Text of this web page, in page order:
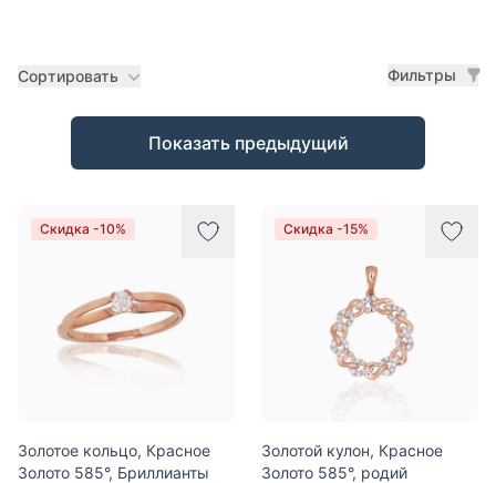
Сортировать Фильтры
Товары
Показать предыдущий
Скидка -10%
Золотое кольцо, Красное
Золото 585°, Бриллианты
Скидка -15%
Золотой кулон, Красное
Золото 585°, родий